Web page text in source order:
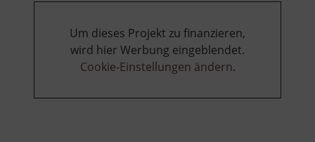
Um dieses Projekt zu finanzieren,
wird hier Werbung eingeblendet.
Cookie-Einstellungen ändern.